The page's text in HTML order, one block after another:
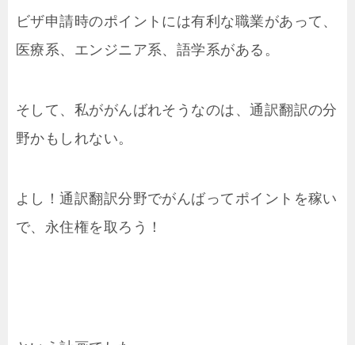
ビザ申請時のポイントには有利な職業があって、
医療系、エンジニア系、語学系がある。
そして、私ががんばれそうなのは、通訳翻訳の分
野かもしれない。
よし！通訳翻訳分野でがんばってポイントを稼い
で、永住権を取ろう！